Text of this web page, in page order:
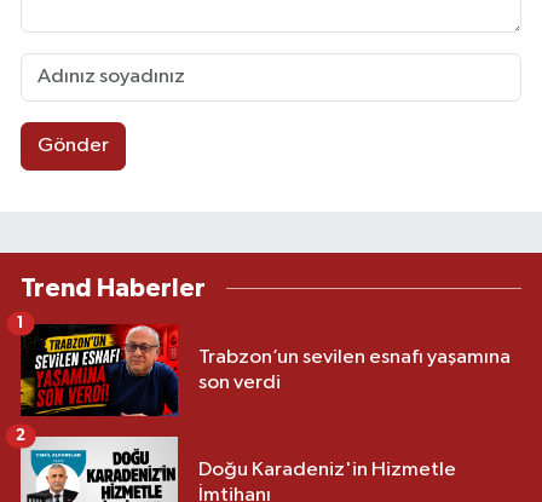
Gönder
Trend Haberler
Trabzon’un sevilen esnafı yaşamına
son verdi
1
Doğu Karadeniz'in Hizmetle
İmtihanı
2